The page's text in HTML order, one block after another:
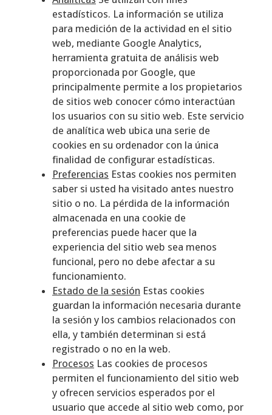
estadísticos. La información se utiliza
para medición de la actividad en el sitio
web, mediante Google Analytics,
herramienta gratuita de análisis web
proporcionada por Google, que
principalmente permite a los propietarios
de sitios web conocer cómo interactúan
los usuarios con su sitio web. Este servicio
de analítica web ubica una serie de
cookies en su ordenador con la única
finalidad de configurar estadísticas.
Preferencias Estas cookies nos permiten
saber si usted ha visitado antes nuestro
sitio o no. La pérdida de la información
almacenada en una cookie de
preferencias puede hacer que la
experiencia del sitio web sea menos
funcional, pero no debe afectar a su
funcionamiento.
Estado de la sesión Estas cookies
guardan la información necesaria durante
la sesión y los cambios relacionados con
ella, y también determinan si está
registrado o no en la web.
Procesos Las cookies de procesos
permiten el funcionamiento del sitio web
y ofrecen servicios esperados por el
usuario que accede al sitio web como, por